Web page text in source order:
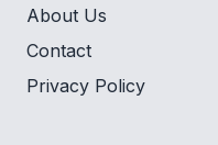
About Us
Contact
Privacy Policy